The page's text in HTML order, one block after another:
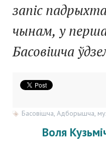
запіс
чынам, у
Басовішча
Басовішча Адборышча
Воля